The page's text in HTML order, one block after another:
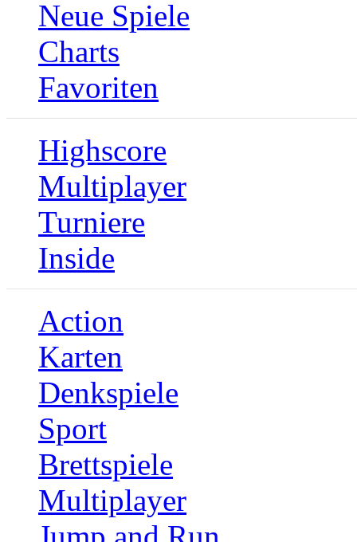
Neue Spiele
Charts
Favoriten
Highscore
Multiplayer
Turniere
Inside
Action
Karten
Denkspiele
Sport
Brettspiele
Multiplayer